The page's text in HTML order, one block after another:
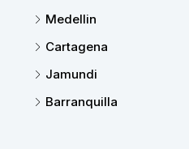
Medellin
Cartagena
Jamundi
Barranquilla